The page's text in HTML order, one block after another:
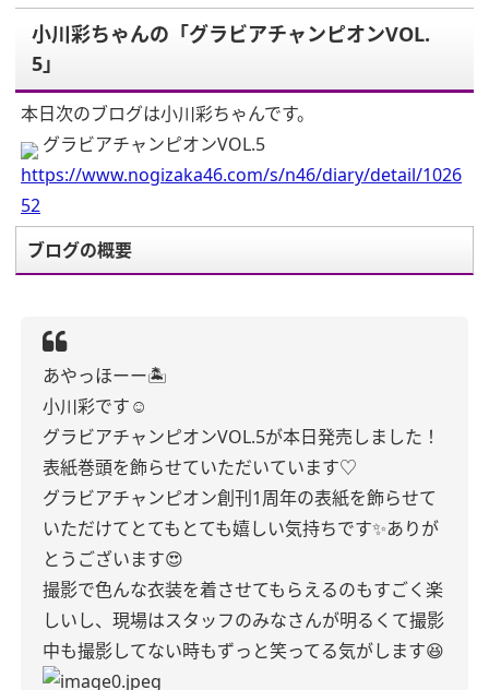
小川彩ちゃんの「グラビアチャンピオンVOL.
5」
本日次のブログは小川彩ちゃんです。
グラビアチャンピオンVOL.5
https://www.nogizaka46.com/s/n46/diary/detail/1026
52
ブログの概要
あやっほーー🏝️
小川彩です☺︎
グラビアチャンピオンVOL.5が本日発売しました！
表紙巻頭を飾らせていただいています♡
グラビアチャンピオン創刊1周年の表紙を飾らせて
いただけてとてもとても嬉しい気持ちです✨ありが
とうございます😍
撮影で色んな衣装を着させてもらえるのもすごく楽
しいし、現場はスタッフのみなさんが明るくて撮影
中も撮影してない時もずっと笑ってる気がします😆